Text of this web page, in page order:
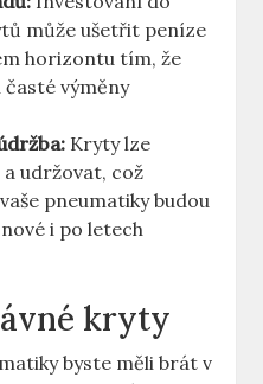
může ušetřit peníze
horizontu tím, že
výměny
Kryty lze
udržovat, což
pneumatiky budou
i po letech
kryty
byste měli brát v